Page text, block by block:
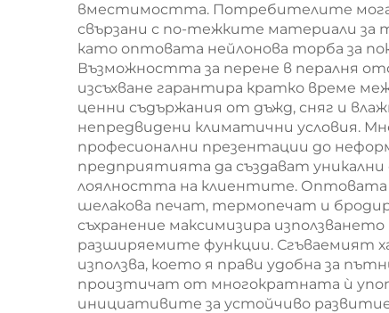
вместимостта. Потребителите
свързани с по-тежките материали
като оптовата нейлонова торба за
Възможността за перене в пералня
изсъхване гарантира кратко време
ценни съдържания от дъжд, сняг и
непредвидени климатични условия.
професионални презентации до
предприятията да създават
лоялността на клиентите. Оптовата
шелакова печат, термопечат и
съхранение максимизира
разширяемите функции. Сгъваемият
използва, което я прави удобна за
произтичат от многократната ѝ
инициативите за устойчиво